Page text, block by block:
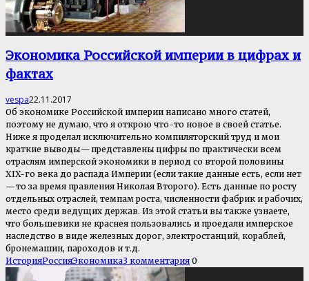
Экономика Российской империи в цифрах и
фактах
vespa22.11.2017
Об экономике Российской империи написано много статей,
поэтому не думаю, что я открою что-то новое в своей статье.
Ниже я проделал исключительно компиляторский труд и мои
краткие выводы — представлены цифры по практически всем
отраслям имперской экономики в период со второй половины
XIX-го века до распада Империи (если такие данные есть, если нет
— то за время правления Николая Второго). Есть данные по росту
отдельных отраслей, темпам роста, численности фабрик и рабочих,
место среди ведущих держав. Из этой статьи вы также узнаете,
что большевики не краснея пользовались и проедали имперское
наследство в виде железных дорог, электростанций, кораблей,
бронемашин, пароходов и т.д.
ИсторияРоссияЭкономика3 комментария 0